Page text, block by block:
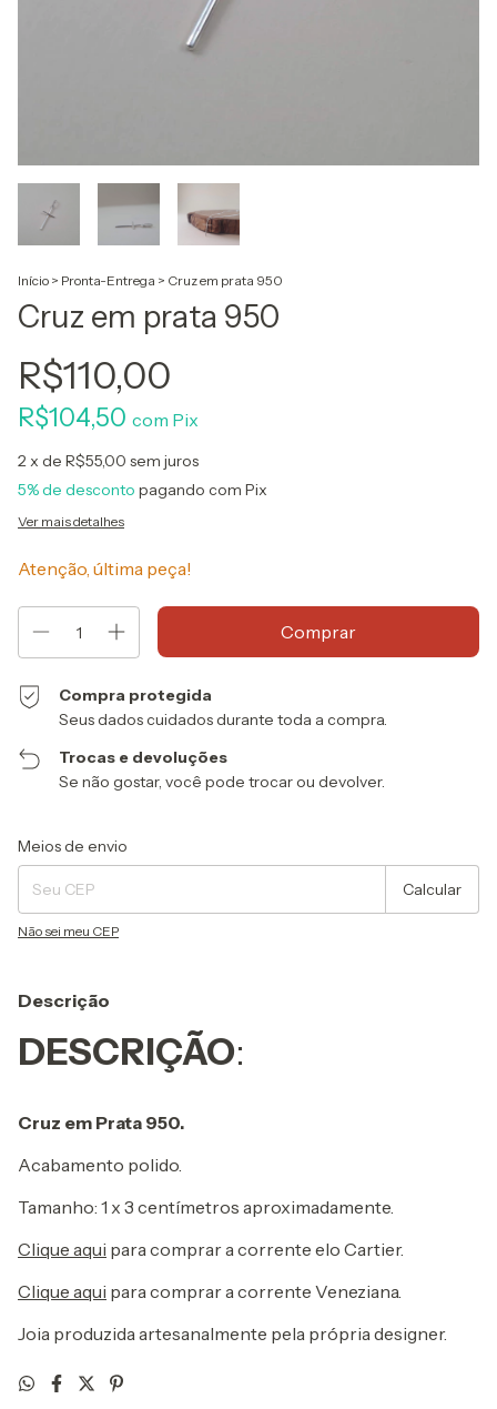
Início > Pronta-Entrega > Cruz em prata 950
Cruz em prata 950
R$110,00
R$104,50 com Pix
2x de R$55,00 sem juros
5% de desconto pagando com Pix
Ver mais detalhes
Atenção, última peça!
Compra protegida
Seus dados cuidados durante toda a compra.
Trocas e devoluções
Se não gostar, você pode trocar ou devolver.
Entregas para o CEP:
Meios de envio
Calcular
Não sei meu CEP
Descrição
DESCRIÇÃO:
Cruz em Prata 950.
Acabamento polido.
Tamanho: 1 x 3 centímetros aproximadamente.
Clique aqui para comprar a corrente elo Cartier.
Clique aqui para comprar a corrente Veneziana.
Joia produzida artesanalmente pela própria designer.